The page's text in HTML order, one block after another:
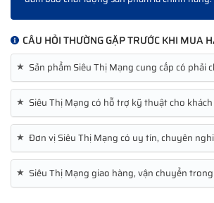
CÂU HỎI THƯỜNG GẶP TRƯỚC KHI MUA
★ Sản phẩm Siêu Thị Mạng cung cấp có phải
★ Siêu Thị Mạng có hỗ trợ kỹ thuật cho
★ Đơn vị Siêu Thị Mạng có uy tín, chuyên
★ Siêu Thị Mạng giao hàng, vận chuyển